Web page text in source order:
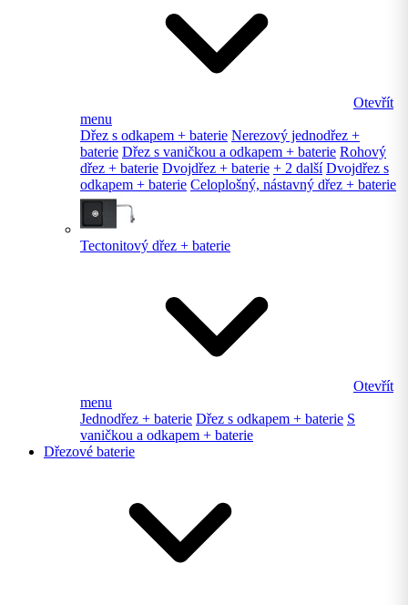
Otevřít
menu
Dřez s odkapem + baterie Nerezový jednodřez +
baterie Dřez s vaničkou a odkapem + baterie Rohový
dřez + baterie Dvojdřez + baterie + 2 další Dvojdřez s
odkapem + baterie Celoplošný, nástavný dřez + baterie
Tectonitový dřez + baterie
Otevřít
menu
Jednodřez + baterie Dřez s odkapem + baterie S
vaničkou a odkapem + baterie
Dřezové baterie